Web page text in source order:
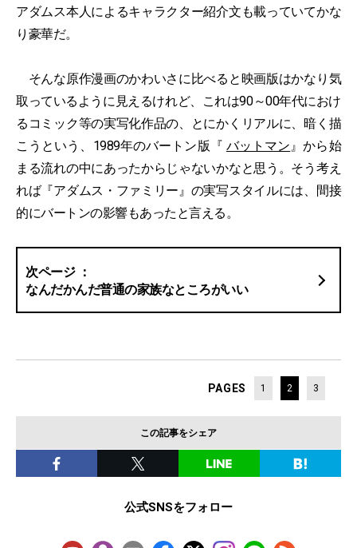
アダムス本人によるキャラクター紹介文も載っていてかな
り豪華だ。
そんな原作漫画のかわいさに比べると映画版はかなり気
取っているように見えるけれど、これは90～00年代におけ
るコミック等の実写化作品の、とにかくリアルに、暗く描
こうという、1989年のバートン版『 バットマン』から始
まる流れの中にあったからじゃないかなと思う。そう考え
れば『アダムス・ファミリー』の実写スタイルには、間接
的にバートンの影響もあったと言える。
なんだかんだ普通の家族なところがいい
PAGES 1 2 3
この記事をシェア
公式SNSをフォロー